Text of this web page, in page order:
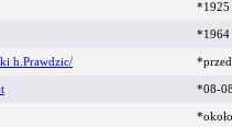
*1925
*1964
h.Prawdzic/
*08-